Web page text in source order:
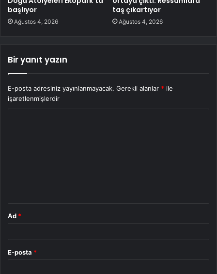
başlıyor
Ağustos 4, 2026
taş çıkartıyor
Ağustos 4, 2026
Bir yanıt yazın
E-posta adresiniz yayınlanmayacak. Gerekli alanlar * ile
işaretlenmişlerdir
Ad *
E-posta *